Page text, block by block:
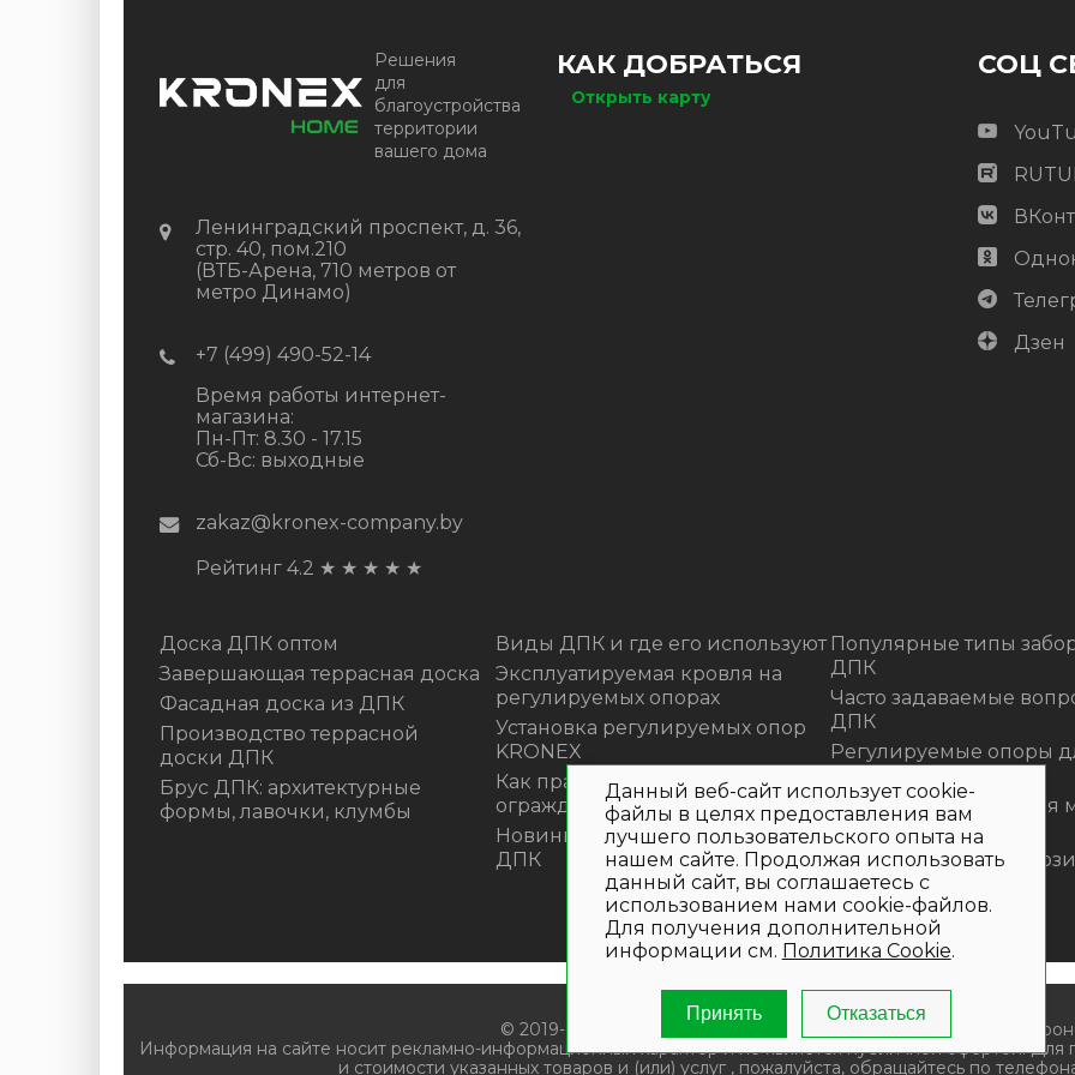
-
КУПИТЬ
2 322.88RUB / шт +
Решения
для
благоустройства
территории
вашего дома
Ленинградский проспект, д. 36,
стр. 40, пом.210
(ВТБ-Арена, 710 метров от
метро Динамо)
+7 (499) 490-52-14
Время работы интернет-
магазина:
Пн-Пт: 8.30 - 17.15
Сб-Вс: выходные
zakaz@kronex-company.by
Рейтинг 4.2 ★ ★ ★ ★ ★
КАК ДОБРАТЬСЯ
Открыть карту
СОЦ
Дзен
Доска ДПК оптом
Завершающая террасная доска
Фасадная доска из ДПК
Производство террасной
доски ДПК
Брус ДПК: архитектурные
формы, лавочки, клумбы
Виды ДПК и где его используют
Эксплуатируемая кровля на
регулируемых опорах
Установка регулируемых опор
KRONEX
Как правильно монтировать
ограждения из ДПК?
Новинка! Моющее средство для
ДПК
Популярные типы
ДПК
Часто задаваемые
ДПК
Регулируемые опоры
Премиальная садовая
из ротанга Outdoor
Нескользящие
ступени
© 2019- 2026. Общество с ограниченной ответственностью
Информация на сайте носит рекламно-информационный характер и не является публичной офертой.
и стоимости указанных товаров и (или) услуг , пожалуйста, обращайтесь по
Данный веб-сайт использует cookie-
файлы в целях предоставления вам
лучшего пользовательского опыта на
нашем сайте. Продолжая использовать
данный сайт, вы соглашаетесь с
использованием нами cookie-файлов.
Для получения дополнительной
информации см. Политика Cookie.
Принять Отказаться